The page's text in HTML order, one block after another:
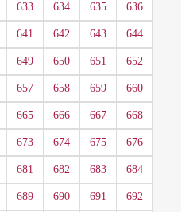
633 634 635 636
641 642 643 644
649 650 651 652
657 658 659 660
665 666 667 668
673 674 675 676
681 682 683 684
689 690 691 692